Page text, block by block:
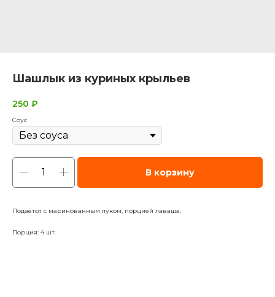
Шашлык из куриных крыльев
250 ₽
Соус
В корзину
Подаётся с маринованным луком, порцией лаваша.
Порция: 4 шт.